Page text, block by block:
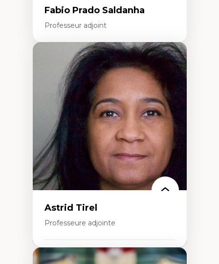
Fabio Prado Saldanha
Professeur adjoint
Expertises
Innovation sociale
Technologies sociales
Entrepreneuriat social et collectif
Approches critiques et décoloniales
Discours, récits et narratologie en
management
Transformation socioéconomique des
communautés marginalisées
Politiques d’inclusion et économie solidaire
Études organisationnelles critiques
Créativité et management culturel
Méthodologies qualitatives
Astrid Tirel
Professeure adjointe
Expertises